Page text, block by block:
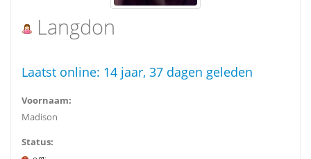
Langdon
Laatst online: 14 jaar, 37 dagen geleden
Voornaam:
Madison
Status: